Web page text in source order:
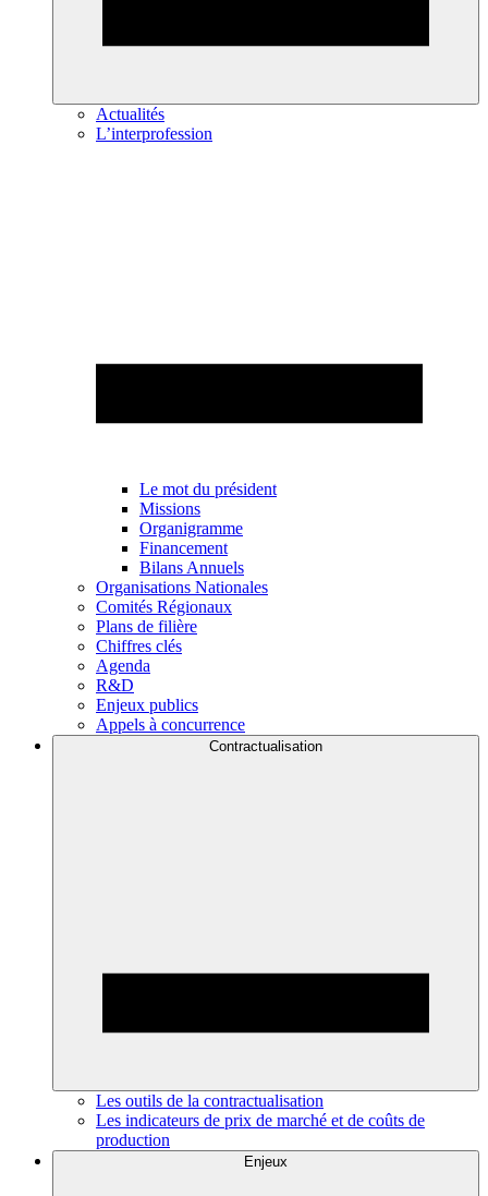
Actualités
L’interprofession
Le mot du président
Missions
Organigramme
Financement
Bilans Annuels
Organisations Nationales
Comités Régionaux
Plans de filière
Chiffres clés
Agenda
R&D
Enjeux publics
Appels à concurrence
Contractualisation
Les outils de la contractualisation
Les indicateurs de prix de marché et de coûts de
production
Enjeux